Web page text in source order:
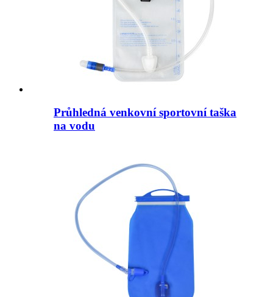
Průhledná venkovní sportovní taška
na vodu